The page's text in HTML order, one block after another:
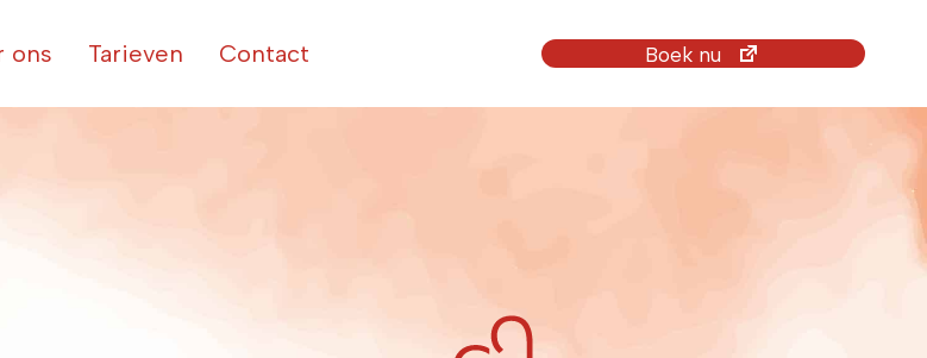
ons Tarieven Contact Boek nu